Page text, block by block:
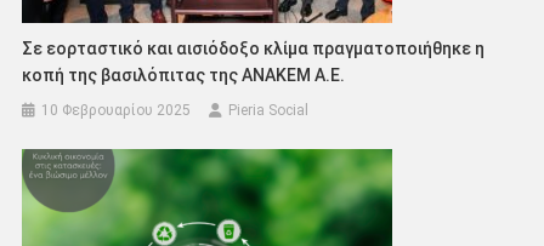
Σε εορταστικό και αισιόδοξο κλίμα πραγματοποιήθηκε η
κοπή της βασιλόπιτας της ΑΝΑΚΕΜ Α.Ε.
10 Φεβρουαρίου 2025 Pieria Social